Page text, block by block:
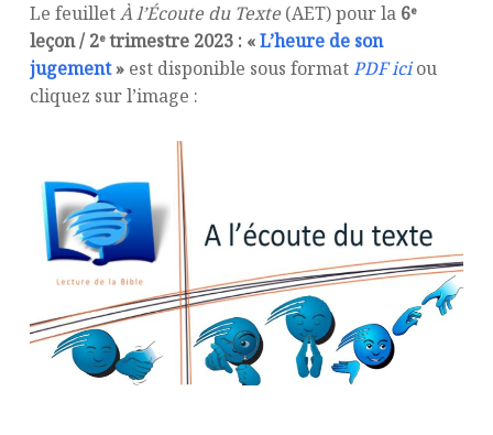
Le feuilletÀ l’Écoute du Texte(AET) pour la6ᵉ
leçon / 2ᵉ trimestre 2023 : «L’heure de son
jugement»est disponible sous formatPDF iciou
cliquez sur l’image :